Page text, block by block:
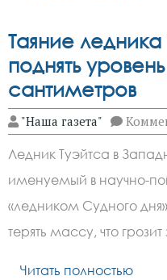
Таяние
поднять
сантиметров
"Наша газета"
Ледник Туэйтса в
именуемый в научно-
«ледником Судного
терять массу, что
Читать полностью